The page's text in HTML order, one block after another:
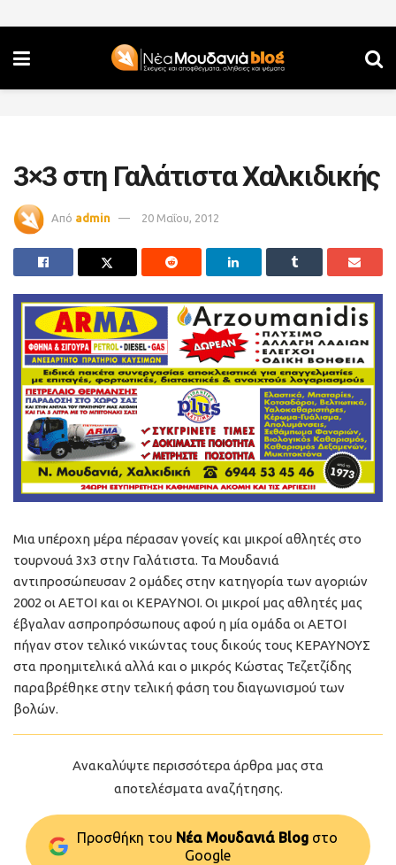
3×3 στη Γαλάτιστα Χαλκιδικής
Από admin 20 Μαΐου, 2012
Μια υπέροχη μέρα πέρασαν γονείς και μικροί αθλητές στο
τουρνουά 3χ3 στην Γαλάτιστα. Τα Μουδανιά
αντιπροσώπευσαν 2 ομάδες στην κατηγορία των αγοριών
2002 οι ΑΕΤΟΙ και οι ΚΕΡΑΥΝΟΙ. Οι μικροί μας αθλητές μας
έβγαλαν ασπροπρόσωπους αφού η μία ομάδα οι ΑΕΤΟΙ
πήγαν στον τελικό νικώντας τους δικούς τους ΚΕΡΑΥΝΟΥΣ
στα προημιτελικά αλλά και ο μικρός Κώστας Τεζετζίδης
παραβρέθηκε στην τελική φάση του διαγωνισμού των
βολών.
Ανακαλύψτε περισσότερα άρθρα μας στα
αποτελέσματα αναζήτησης.
Προσθήκη του Νέα Μουδανιά Blog στo
Google